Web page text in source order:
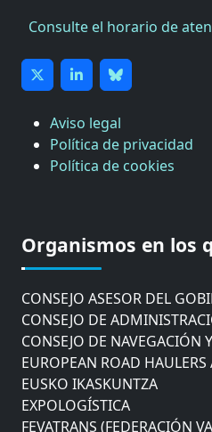
Consulte el horario de
Aviso legal
Política de privacidad
Política de cookies
Organismos en los
AYUNTAMIENTO DE
COMITÉ DE INSPECCION DE
CONSEJO ASESOR DEL
CONSEJO DE
CONSEJO DE NAVEGACIÓN
EUROPEAN ROAD
EUSKO IKASKUNTZA
EXPOLOGÍSTICA
FEVATRANS (FEDERACIÓN